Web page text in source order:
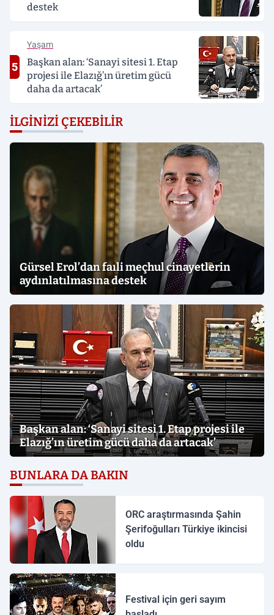
destek
5
Yaşam
Başkan alan: ‘Sanayi sitesi 1. Etap
projesi ile Elazığ’ın üretim gücü
daha da artacak’
İLGINIZI ÇEKEBILIR
Gürsel Erol’dan faıli meçhul cinayetlerin
aydınlatılmasına destek
Başkan alan: ‘Sanayi sitesi 1. Etap projesi ile
Elazığ’ın üretim gücü daha da artacak’
BUNLARA DA BAKIN
ORC araştırmasında Şahin
Şerifoğulları Türkiye ikincisi
oldu
Festival için geri sayım